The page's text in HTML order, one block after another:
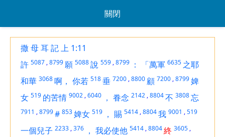
關閉
撒 母 耳 記 上 1:11
許 5087 ,8799願 5088說 559 ,8799 ： 「萬軍 6635 之耶
和華 3068啊， 你若 518垂 7200 ,8800 顧 7200 ,8799婢
女 519 的苦情 9002 ,6040 ， 眷念 2142 ,8804不 3808忘
7911 ,8799# 853婢女 519 ， 賜 5414 ,8804我 9001 ,519
一個兒子 2233 ,376 ， 我必使他 5414 ,8804終 3605 ,